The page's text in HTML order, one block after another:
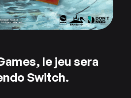
le jeu sera
Switch.